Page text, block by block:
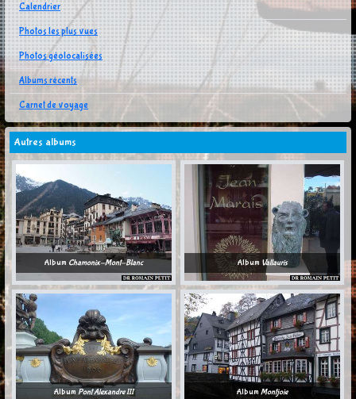
Calendrier
Photos les plus vues
Photos géolocalisées
Albums récents
Carnet de voyage
Autres albums
Album Chamonix-Mont-Blanc Album Vallauris
Album Pont Alexandre III Album Montjoie